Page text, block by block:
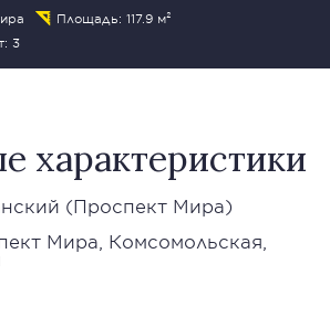
Площадь: 117.9 м²
3
характеристики
(Проспект Мира)
Мира Комсомольская